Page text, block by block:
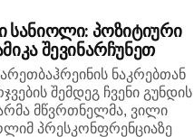
სანიოლი: პოზიტიური
შევინარჩუნეთ
ნაკრებთან
შემდეგ ჩვენი გუნდის
მწვრთნელმა, ვილი
პრესკონფრენციაზე